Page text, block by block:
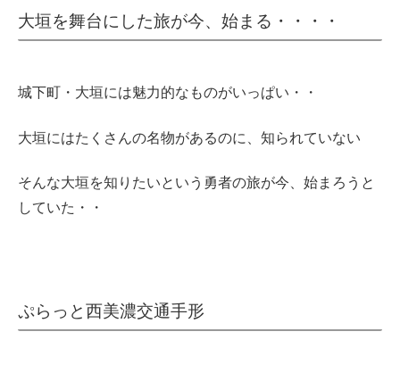
大垣を舞台にした旅が今、始まる・・・・
城下町・大垣には魅力的なものがいっぱい・・
大垣にはたくさんの名物があるのに、知られていない
そんな大垣を知りたいという勇者の旅が今、始まろうと
していた・・
ぷらっと西美濃交通手形